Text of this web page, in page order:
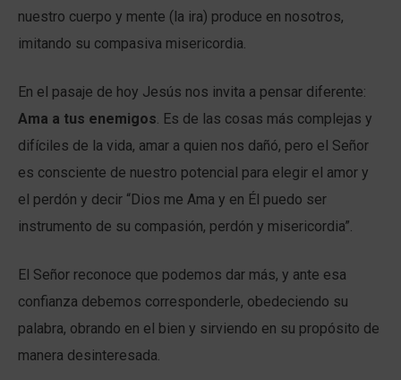
nuestro cuerpo y mente (la ira) produce en nosotros,
imitando su compasiva misericordia.
En el pasaje de hoy Jesús nos invita a pensar diferente:
Ama a tus enemigos. Es de las cosas más complejas y
difíciles de la vida, amar a quien nos dañó, pero el Señor
es consciente de nuestro potencial para elegir el amor y
el perdón y decir “Dios me Ama y en Él puedo ser
instrumento de su compasión, perdón y misericordia”.
El Señor reconoce que podemos dar más, y ante esa
confianza debemos corresponderle, obedeciendo su
palabra, obrando en el bien y sirviendo en su propósito de
manera desinteresada.